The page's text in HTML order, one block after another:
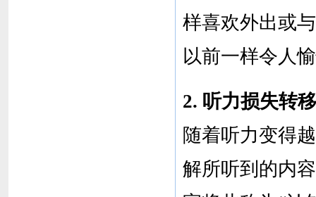
样喜欢外出或
以前一样令人
2. 听力损失转
随着听力变得
解所听到的内